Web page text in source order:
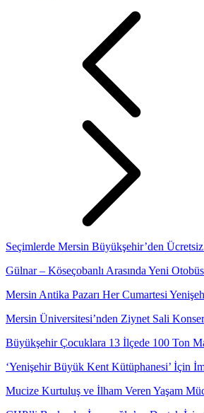
Seçimlerde Mersin Büyükşehir’den
Gülnar – Köseçobanlı Arasında Yeni
Mersin Antika Pazarı Her Cumartesi
Mersin Üniversitesi’nden Ziynet Sali
Büyükşehir Çocuklara 13 İlçede 100 Ton
‘Yenişehir Büyük Kent Kütüphanesi’ İçin
Mucize Kurtuluş ve İlham Veren Yaşam